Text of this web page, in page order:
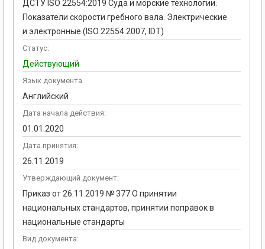
ДСТУ ISO 22554:2019 Суда и морские технологии.
Показатели скорости гребного вала. Электрические
и электронные (ISO 22554:2007, IDT)
Статус:
Действующий
Язык документа
Английский
Дата начала действия:
01.01.2020
Дата принятия:
26.11.2019
Утверждающий документ:
Приказ от 26.11.2019 № 377 О принятии
национальных стандартов, принятии поправок в
национальные стандарты
Вид документа: